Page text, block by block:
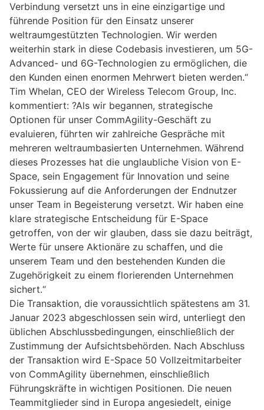
Verbindung versetzt uns in eine einzigartige und
führende Position für den Einsatz unserer
weltraumgestützten Technologien. Wir werden
weiterhin stark in diese Codebasis investieren, um 5G-
Advanced- und 6G-Technologien zu ermöglichen, die
den Kunden einen enormen Mehrwert bieten werden.“
Tim Whelan, CEO der Wireless Telecom Group, Inc.
kommentiert: ?Als wir begannen, strategische
Optionen für unser CommAgility-Geschäft zu
evaluieren, führten wir zahlreiche Gespräche mit
mehreren weltraumbasierten Unternehmen. Während
dieses Prozesses hat die unglaubliche Vision von E-
Space, sein Engagement für Innovation und seine
Fokussierung auf die Anforderungen der Endnutzer
unser Team in Begeisterung versetzt. Wir haben eine
klare strategische Entscheidung für E-Space
getroffen, von der wir glauben, dass sie dazu beiträgt,
Werte für unsere Aktionäre zu schaffen, und die
unserem Team und den bestehenden Kunden die
Zugehörigkeit zu einem florierenden Unternehmen
sichert.“
Die Transaktion, die voraussichtlich spätestens am 31.
Januar 2023 abgeschlossen sein wird, unterliegt den
üblichen Abschlussbedingungen, einschließlich der
Zustimmung der Aufsichtsbehörden. Nach Abschluss
der Transaktion wird E-Space 50 Vollzeitmitarbeiter
von CommAgility übernehmen, einschließlich
Führungskräfte in wichtigen Positionen. Die neuen
Teammitglieder sind in Europa angesiedelt, einige